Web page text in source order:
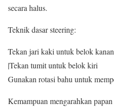
secara halus.
Teknik dasar steering:
Tekan jari kaki untuk belok kanan
|Tekan tumit untuk belok kiri
Gunakan rotasi bahu untuk
Kemampuan mengarahkan